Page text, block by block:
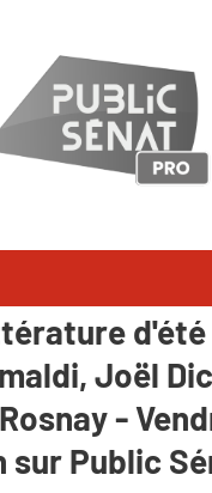
"Livres &
d'été
Joël
-
sur Public